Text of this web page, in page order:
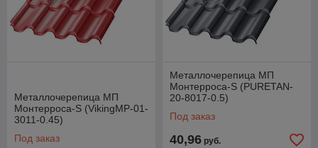
Металлочерепица МП
Монтерроса-S (VikingMP-01-
3011-0.45)
Под заказ
Металлочерепица МП
Монтерроса-S (PURETAN-
20-8017-0.5)
Под заказ
40,96 руб.